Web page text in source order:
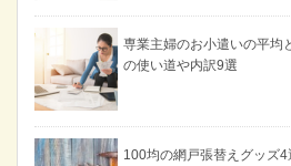
専業主婦のお小遣いの平均
の使い道や内訳9選
100均の網戸張替えグッズ